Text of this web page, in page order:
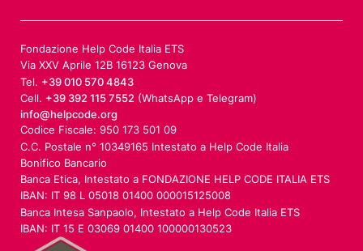
Fondazione Help Code Italia ETS
Via XXV Aprile 12B 16123 Genova
Tel. +39 010 570 4843
Cell. +39 392 115 7552 (WhatsApp e Telegram)
info@helpcode.org
Codice Fiscale: 950 173 501 09
C.C. Postale n° 10349165 Intestato a Help Code Italia
Bonifico Bancario
Banca Etica, Intestato a FONDAZIONE HELP CODE ITALIA ETS
IBAN: IT 98 L 05018 01400 000015125008
Banca Intesa Sanpaolo, Intestato a Help Code Italia ETS
IBAN: IT 15 E 03069 01400 100000130523